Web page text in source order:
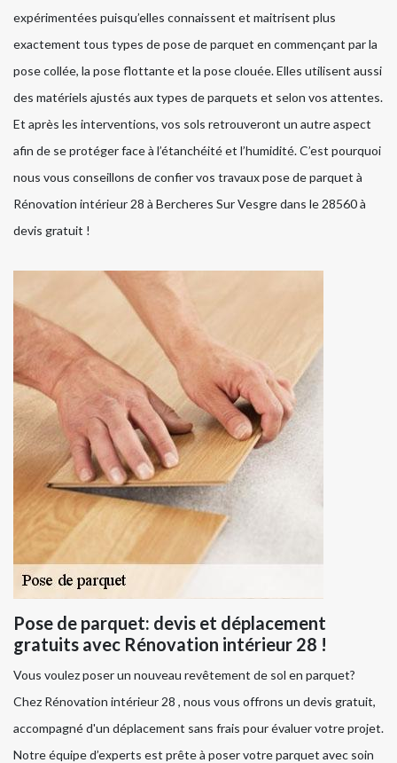
expérimentées puisqu’elles connaissent et maitrisent plus
exactement tous types de pose de parquet en commençant par la
pose collée, la pose flottante et la pose clouée. Elles utilisent aussi
des matériels ajustés aux types de parquets et selon vos attentes.
Et après les interventions, vos sols retrouveront un autre aspect
afin de se protéger face à l’étanchéité et l’humidité. C’est pourquoi
nous vous conseillons de confier vos travaux pose de parquet à
Rénovation intérieur 28 à Bercheres Sur Vesgre dans le 28560 à
devis gratuit !
Pose de parquet: devis et déplacement
gratuits avec Rénovation intérieur 28 !
Vous voulez poser un nouveau revêtement de sol en parquet?
Chez Rénovation intérieur 28 , nous vous offrons un devis gratuit,
accompagné d'un déplacement sans frais pour évaluer votre projet.
Notre équipe d’experts est prête à poser votre parquet avec soin